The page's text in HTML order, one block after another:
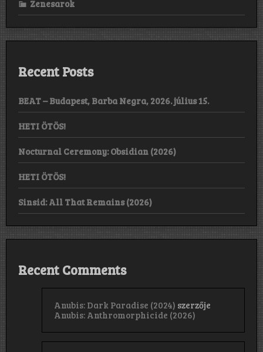
Zenesarok
Recent Posts
BEAT – Budapest, Barba Negra, 2026. július 15.
HETI ÖTÖS!
Nocturnal Ceremony: Obsidian (2026)
HETI ÖTÖS!
Sinsid: All That Remains (2026)
Recent Comments
Anubis: Dark Paradise (2024) szerzője
Anubis: Anthromorphicide (2026)